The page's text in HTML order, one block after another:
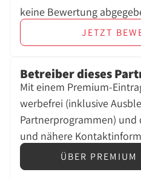
keine Bewertung
JETZT
Betreiber dieses
Mit einem Premium-
werbefrei (inklusive
Partnerprogrammen)
und nähere
ÜBER PREMIUM